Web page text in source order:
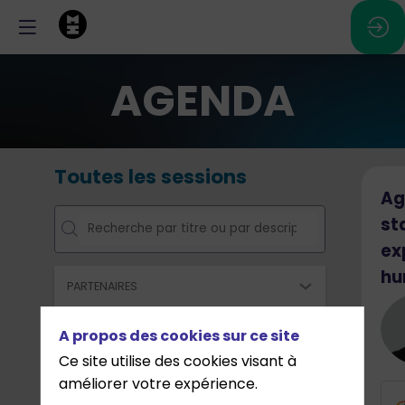
AGENDA
Toutes les sessions
PARTENAIRES
Amazon
Arhis HR Solutions
A propos des cookies sur ce site
Ce site utilise des cookies visant à
améliorer votre expérience.